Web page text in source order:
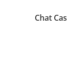
Chat